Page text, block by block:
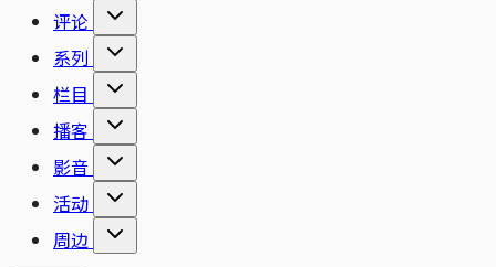
评论
系列
栏目
播客
影音
活动
周边